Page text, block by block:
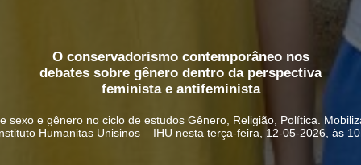
O conservadorismo contemporâneo nos
debates sobre gênero dentro da perspectiva
feminista e antifeminista
sexo e gênero no ciclo de estudos Gênero, Religião, Política.
Humanitas Unisinos – IHU nesta terça-feira, 12-05-2026, às